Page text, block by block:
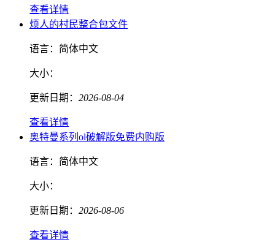
查看详情
烦人的村民整合包文件
语言： 简体中文
大小：
更新日期： 2026-08-04
查看详情
奥特曼系列ol破解版免费内购版
语言： 简体中文
大小：
更新日期： 2026-08-06
查看详情